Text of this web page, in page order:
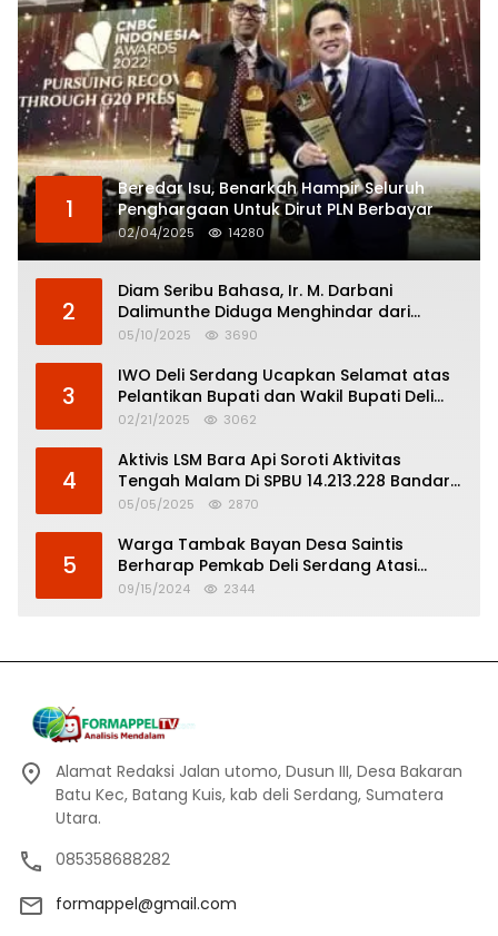
1
Beredar Isu, Benarkah Hampir Seluruh
Penghargaan Untuk Dirut PLN Berbayar
02/04/2025 14280
2
Diam Seribu Bahasa, Ir. M. Darbani
Dalimunthe Diduga Menghindar dari
Pertanggungjawaban Politik
05/10/2025 3690
3
IWO Deli Serdang Ucapkan Selamat atas
Pelantikan Bupati dan Wakil Bupati Deli
Serdang
02/21/2025 3062
4
Aktivis LSM Bara Api Soroti Aktivitas
Tengah Malam Di SPBU 14.213.228 Bandar
Tinggi
05/05/2025 2870
5
Warga Tambak Bayan Desa Saintis
Berharap Pemkab Deli Serdang Atasi
Banjir
09/15/2024 2344
Alamat Redaksi Jalan utomo, Dusun III, Desa Bakaran
Batu Kec, Batang Kuis, kab deli Serdang, Sumatera
Utara.
085358688282
formappel@gmail.com